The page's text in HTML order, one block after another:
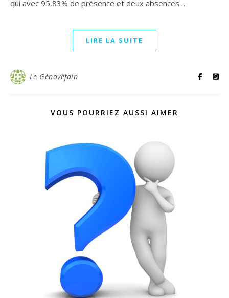
qui avec 95,83% de présence et deux absences…
LIRE LA SUITE
Le Génovéfain
VOUS POURRIEZ AUSSI AIMER